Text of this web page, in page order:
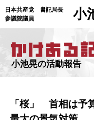
日本共産党 書記局長
参議院議員
小
小池晃の活動報告
「桜」 首相は